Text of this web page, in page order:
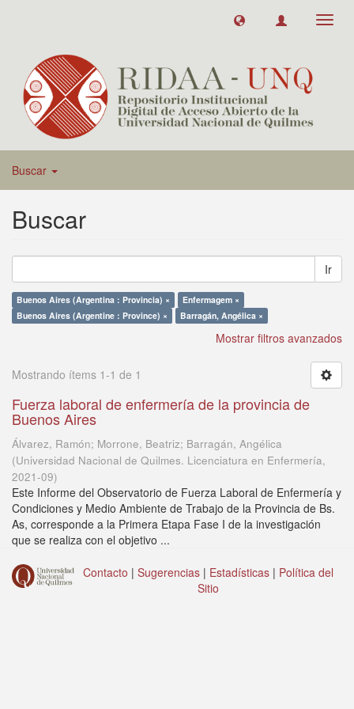
Buscar
Buscar
Ir
Buenos Aires (Argentina : Provincia) ×
Enfermagem ×
Buenos Aires (Argentine : Province) ×
Barragán, Angélica ×
Mostrar filtros avanzados
Mostrando ítems 1-1 de 1
Fuerza laboral de enfermería de la provincia de
Buenos Aires
Álvarez, Ramón; Morrone, Beatriz; Barragán, Angélica
(Universidad Nacional de Quilmes. Licenciatura en Enfermería,
2021-09)
Este Informe del Observatorio de Fuerza Laboral de Enfermería y
Condiciones y Medio Ambiente de Trabajo de la Provincia de Bs.
As, corresponde a la Primera Etapa Fase I de la investigación
que se realiza con el objetivo ...
Contacto | Sugerencias | Estadísticas | Política del
Sitio